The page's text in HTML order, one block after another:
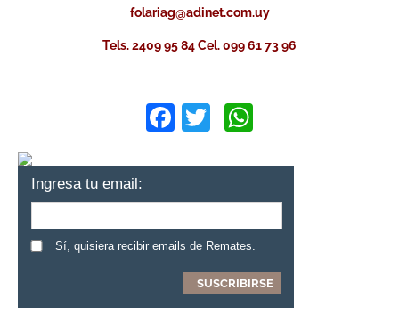
folariag@adinet.com.uy
Tels. 2409 95 84 Cel. 099 61 73 96
Facebook
Twitter
Ingresa tu email:
Sí, quisiera recibir emails de Remates.